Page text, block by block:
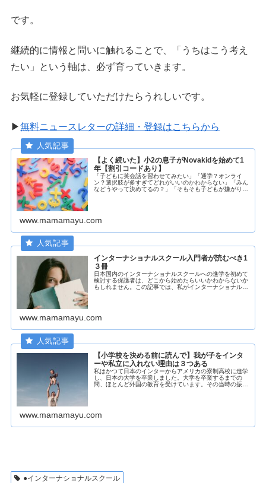
です。
継続的に情報と問いに触れることで、「うちはこう考え
たい」という軸は、必ず育っていきます。
お気軽に登録していただけたらうれしいです。
▶︎無料ニュースレターの詳細・登録はこちらから
【よく続いた】小2の息子がNovakidを始めて1
年【割引コードあり】
「子どもに英会話を習わせてみたい」「通学？オンライ
ン？選択肢が多すぎてどれがいいのかわからない」「みん
などうやって決めてるの？」「そもそも子どもが嫌がりそ
www.mamamayu.com
インターナショナルスクール入門者が読むべき1
３冊
日本国内のインターナショナルスクールへの進学を初めて
検討する保護者は、どこから始めたらいいかわからないか
もしれません。この記事では、私がインターナショナルス
www.mamamayu.com
【小学校を決める前に読んで】我が子をインタ
ーや私立に入れない理由は３つある
私はかつて日本のインターからアメリカの寮制高校に進学
し、日本の大学を卒業しました。大学を卒業するまでの
間、ほとんど外国の教育を受けています。その当時の振り
www.mamamayu.com
●インターナショナルスクール